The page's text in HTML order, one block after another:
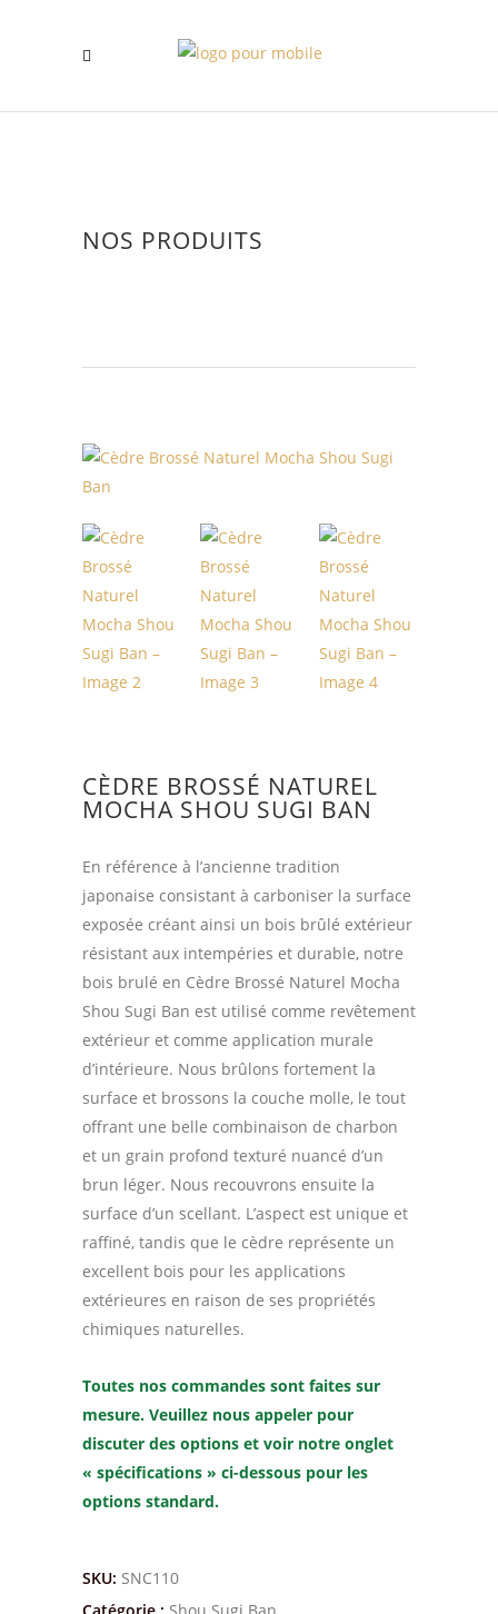
NOS PRODUITS
CÈDRE BROSSÉ NATUREL
MOCHA SHOU SUGI BAN
En référence à l’ancienne tradition
japonaise consistant à carboniser la surface
exposée créant ainsi un bois brûlé extérieur
résistant aux intempéries et durable, notre
bois brulé en Cèdre Brossé Naturel Mocha
Shou Sugi Ban est utilisé comme revêtement
extérieur et comme application murale
d’intérieure. Nous brûlons fortement la
surface et brossons la couche molle, le tout
offrant une belle combinaison de charbon
et un grain profond texturé nuancé d’un
brun léger. Nous recouvrons ensuite la
surface d’un scellant. L’aspect est unique et
raffiné, tandis que le cèdre représente un
excellent bois pour les applications
extérieures en raison de ses propriétés
chimiques naturelles.
Toutes nos commandes sont faites sur
mesure. Veuillez nous appeler pour
discuter des options et voir notre onglet
« spécifications » ci-dessous pour les
options standard.
SKU: SNC110